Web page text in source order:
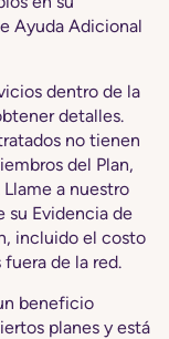
Ayuda Adicional
dentro de la
detalles.
no tienen
del Plan,
a nuestro
su Evidencia de
incluido el costo
de la red.
beneficio
planes y está